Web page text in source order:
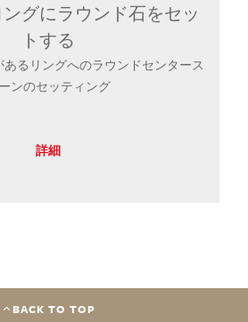
グにラウンド石をセッ
トする
るリングへのラウンドセンタース
ンのセッティング
詳細
BACK TO TOP